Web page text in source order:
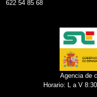
622 54 85 68
Agencia de
Horario: L a V